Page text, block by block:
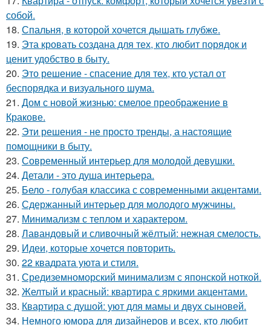
собой.
18. Спальня, в которой хочется дышать глубже.
19. Эта кровать создана для тех, кто любит порядок и
ценит удобство в быту.
20. Это решение - спасение для тех, кто устал от
беспорядка и визуального шума.
21. Дом с новой жизнью: смелое преображение в
Кракове.
22. Эти решения - не просто тренды, а настоящие
помощники в быту.
23. Современный интерьер для молодой девушки.
24. Детали - это душа интерьера.
25. Бело - голубая классика с современными акцентами.
26. Сдержанный интерьер для молодого мужчины.
27. Минимализм с теплом и характером.
28. Лавандовый и сливочный жёлтый: нежная смелость.
29. Идеи, которые хочется повторить.
30. 22 квадрата уюта и стиля.
31. Средиземноморский минимализм с японской ноткой.
32. Желтый и красный: квартира с яркими акцентами.
33. Квартира с душой: уют для мамы и двух сыновей.
34. Немного юмора для дизайнеров и всех, кто любит